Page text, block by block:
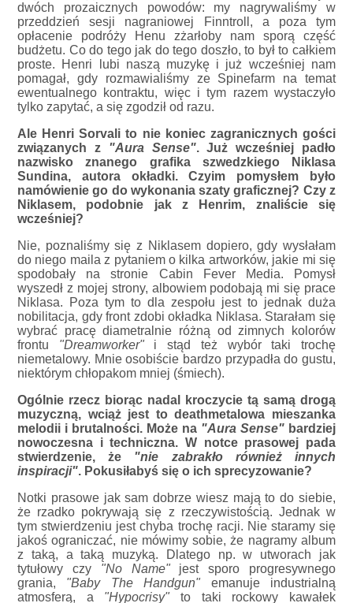
dwóch prozaicznych powodów: my nagrywaliśmy w
przeddzień sesji nagraniowej Finntroll, a poza tym
opłacenie podróży Henu zżarłoby nam sporą część
budżetu. Co do tego jak do tego doszło, to był to całkiem
proste. Henri lubi naszą muzykę i już wcześniej nam
pomagał, gdy rozmawialiśmy ze Spinefarm na temat
ewentualnego kontraktu, więc i tym razem wystaczyło
tylko zapytać, a się zgodził od razu.
Ale Henri Sorvali to nie koniec zagranicznych gości
związanych z "Aura Sense". Już wcześniej padło
nazwisko znanego grafika szwedzkiego Niklasa
Sundina, autora okładki. Czyim pomysłem było
namówienie go do wykonania szaty graficznej? Czy z
Niklasem, podobnie jak z Henrim, znaliście się
wcześniej?
Nie, poznaliśmy się z Niklasem dopiero, gdy wysłałam
do niego maila z pytaniem o kilka artworków, jakie mi się
spodobały na stronie Cabin Fever Media. Pomysł
wyszedł z mojej strony, albowiem podobają mi się prace
Niklasa. Poza tym to dla zespołu jest to jednak duża
nobilitacja, gdy front zdobi okładka Niklasa. Starałam się
wybrać pracę diametralnie różną od zimnych kolorów
frontu "Dreamworker"i stąd też wybór taki trochę
niemetalowy. Mnie osobiście bardzo przypadła do gustu,
niektórym chłopakom mniej (śmiech).
Ogólnie rzecz biorąc nadal kroczycie tą samą drogą
muzyczną, wciąż jest to deathmetalowa mieszanka
melodii i brutalności. Może na "Aura Sense" bardziej
nowoczesna i techniczna. W notce prasowej pada
stwierdzenie, że "nie zabrakło również innych
inspiracji". Pokusiłabyś się o ich sprecyzowanie?
Notki prasowe jak sam dobrze wiesz mają to do siebie,
że rzadko pokrywają się z rzeczywistością. Jednak w
tym stwierdzeniu jest chyba trochę racji. Nie staramy się
jakoś ograniczać, nie mówimy sobie, że nagramy album
z taką, a taką muzyką. Dlatego np. w utworach jak
tytułowy czy "No Name"jest sporo progresywnego
grania, "Baby The Handgun"emanuje industrialną
atmosferą, a "Hypocrisy"to taki rockowy kawałek